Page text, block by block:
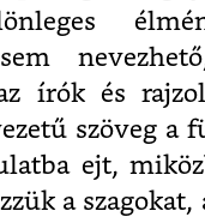
írók és
szöveg a
ejt,
a